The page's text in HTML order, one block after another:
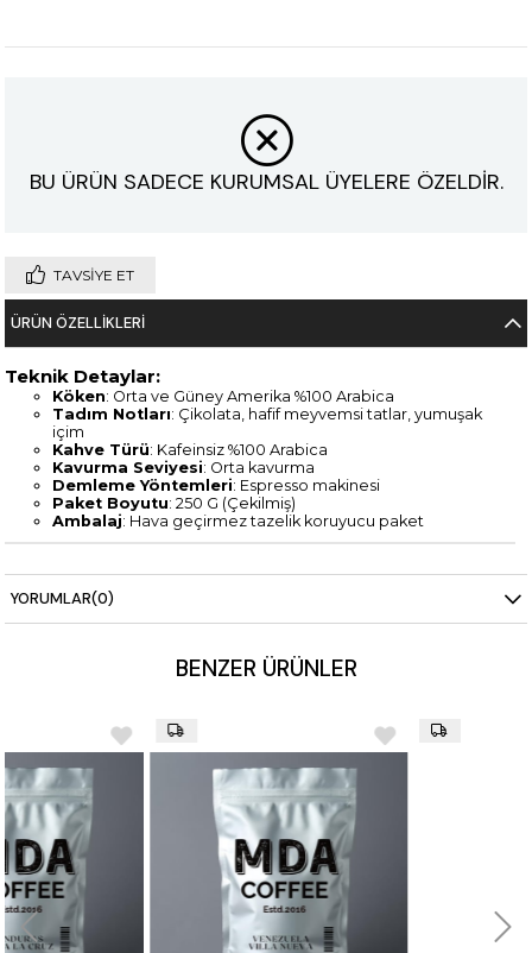
BU ÜRÜN SADECE KURUMSAL ÜYELERE ÖZELDİR.
TAVSIYE ET
ÜRÜN ÖZELLIKLERI
Teknik Detaylar:
Köken: Orta ve Güney Amerika %100 Arabica
Tadım Notları: Çikolata, hafif meyvemsi tatlar, yumuşak
içim
Kahve Türü: Kafeinsiz %100 Arabica
Kavurma Seviyesi: Orta kavurma
Demleme Yöntemleri: Espresso makinesi
Paket Boyutu: 250 G (Çekilmiş)
Ambalaj: Hava geçirmez tazelik koruyucu paket
YORUMLAR(0)
BENZER ÜRÜNLER